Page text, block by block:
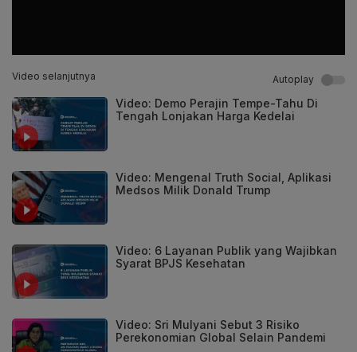
Video selanjutnya Autoplay
Video: Demo Perajin Tempe-Tahu Di
Tengah Lonjakan Harga Kedelai
Video: Mengenal Truth Social, Aplikasi
Medsos Milik Donald Trump
Video: 6 Layanan Publik yang Wajibkan
Syarat BPJS Kesehatan
Video: Sri Mulyani Sebut 3 Risiko
Perekonomian Global Selain Pandemi